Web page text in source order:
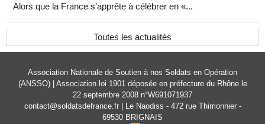
Alors que la France s’apprête à célébrer en «...
Toutes les actualités
Association Nationale de Soutien à nos Soldats en Opération
(ANSSO) | Association loi 1901 déposée en préfecture du Rhône le
22 septembre 2008 n°W691071937
contact@soldatsdefrance.fr | Le Naodiss - 472 rue Thimonnier -
69530 BRIGNAIS